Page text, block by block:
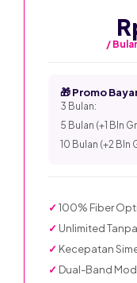
/
🎁 Promo
3 Bulan:
5 Bulan (+1 Bln
10 Bulan (+2 Bln
✓ 100% Fiber
✓ Unlimited
✓ Kecepatan
✓ Dual-Band